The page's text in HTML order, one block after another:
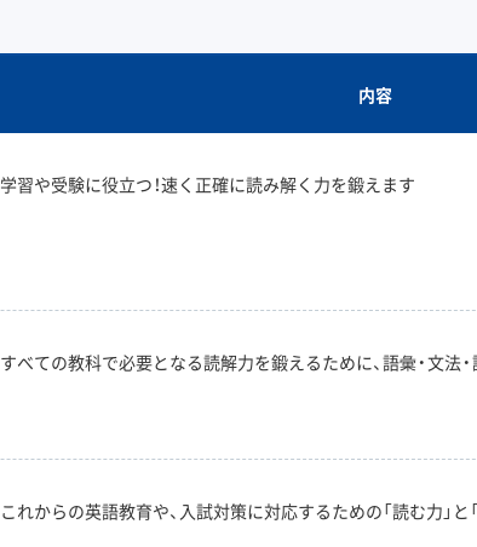
内容
学習や受験に役立つ！速く正確に読み解く力を鍛えます
すべての教科で必要となる読解力を鍛えるために、語彙・文法
これからの英語教育や、入試対策に対応するための「読む力」と